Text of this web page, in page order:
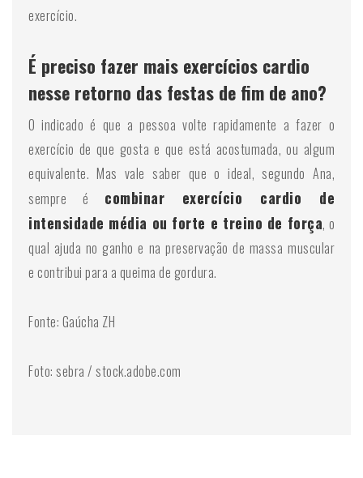
exercício.
É preciso fazer mais exercícios cardio
nesse retorno das festas de fim de ano?
O indicado é que a pessoa volte rapidamente a fazer o
exercício de que gosta e que está acostumada, ou algum
equivalente. Mas vale saber que o ideal, segundo Ana,
sempre é combinar exercício cardio de
intensidade média ou forte e treino de força, o
qual ajuda no ganho e na preservação de massa muscular
e contribui para a queima de gordura.
Fonte: Gaúcha ZH
Foto: sebra / stock.adobe.com